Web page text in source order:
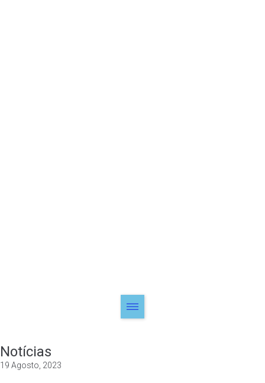
Notícias
19 Agosto, 2023